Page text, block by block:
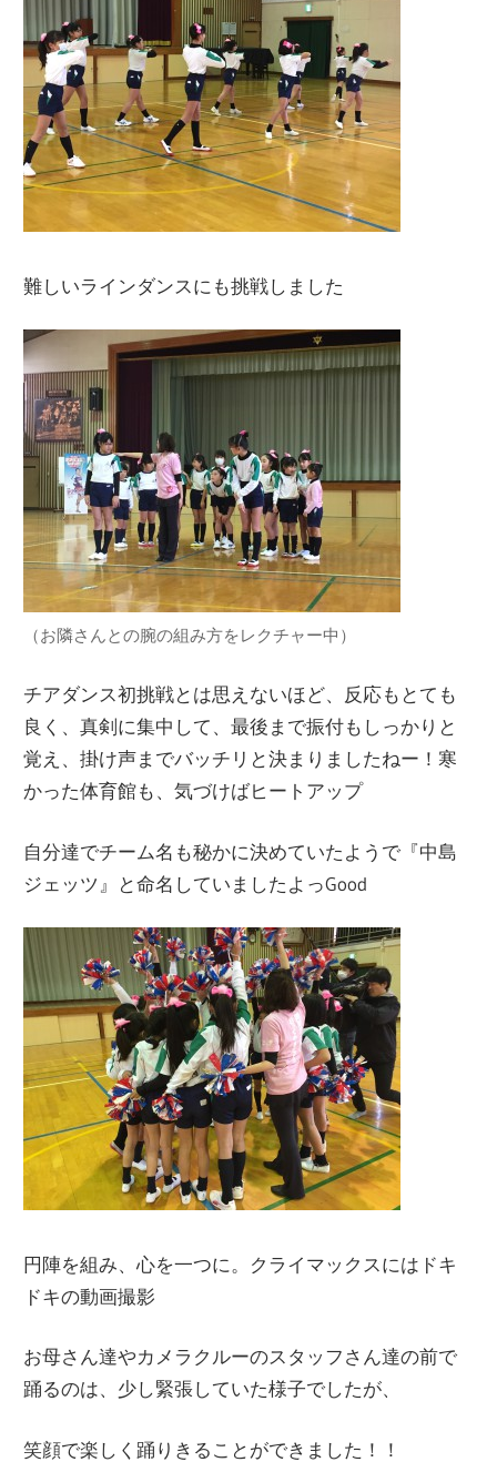
難しいラインダンスにも挑戦しました
（お隣さんとの腕の組み方をレクチャー中）
チアダンス初挑戦とは思えないほど、反応もとても
良く、真剣に集中して、最後まで振付もしっかりと
覚え、掛け声までバッチリと決まりましたねー！寒
かった体育館も、気づけばヒートアップ
自分達でチーム名も秘かに決めていたようで『中島
ジェッツ』と命名していましたよっGood
円陣を組み、心を一つに。クライマックスにはドキ
ドキの動画撮影
お母さん達やカメラクルーのスタッフさん達の前で
踊るのは、少し緊張していた様子でしたが、
笑顔で楽しく踊りきることができました！！